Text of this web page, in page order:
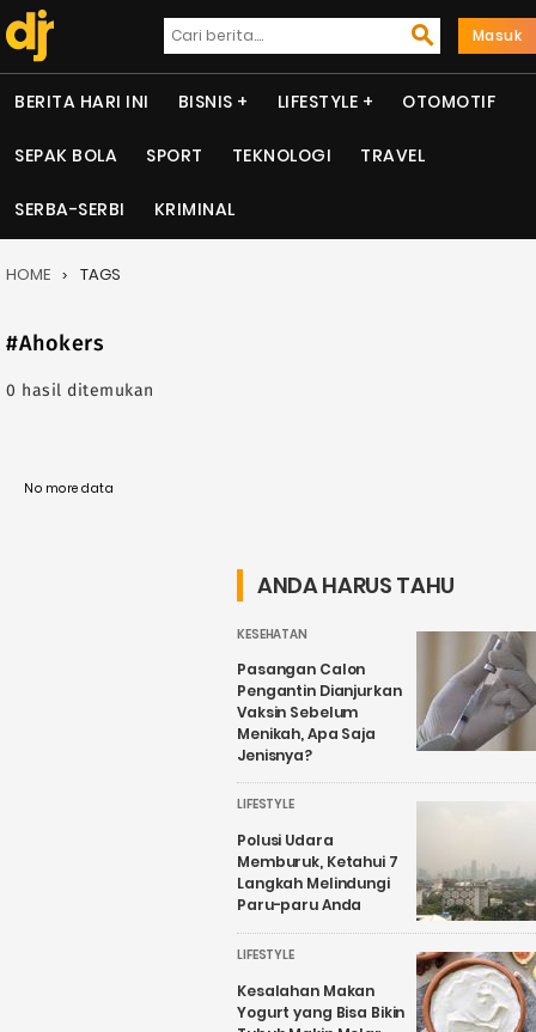
Masuk
BERITA HARI INI BISNIS LIFESTYLE OTOMOTIF
SEPAK BOLA SPORT TEKNOLOGI TRAVEL
SERBA-SERBI KRIMINAL
HOME TAGS
#Ahokers
0 hasil ditemukan
No more data
ANDA HARUS TAHU
KESEHATAN
Pasangan Calon
Pengantin Dianjurkan
Vaksin Sebelum
Menikah, Apa Saja
Jenisnya?
LIFESTYLE
Polusi Udara
Memburuk, Ketahui 7
Langkah Melindungi
Paru-paru Anda
LIFESTYLE
Kesalahan Makan
Yogurt yang Bisa Bikin